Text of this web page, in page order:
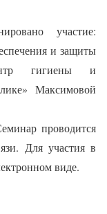
участие:
и защиты
гигиены и
Максимовой
проводится
Для участия в
виде.